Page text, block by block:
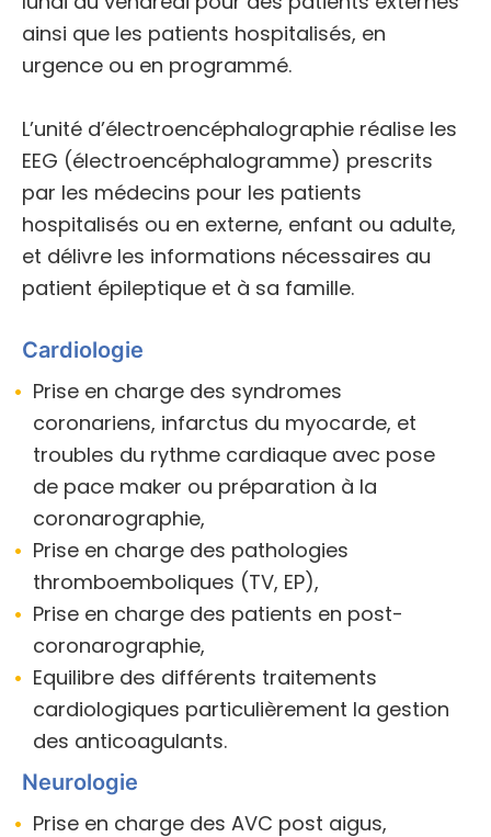
ainsi que les patients hospitalisés, en
urgence ou en programmé.
L’unité d’électroencéphalographie réalise les
EEG (électroencéphalogramme) prescrits
par les médecins pour les patients
hospitalisés ou en externe, enfant ou adulte,
et délivre les informations nécessaires au
patient épileptique et à sa famille.
Cardiologie
Prise en charge des syndromes
coronariens, infarctus du myocarde, et
troubles du rythme cardiaque avec pose
de pace maker ou préparation à la
coronarographie,
Prise en charge des pathologies
thromboemboliques (TV, EP),
Prise en charge des patients en post-
coronarographie,
Equilibre des différents traitements
cardiologiques particulièrement la gestion
des anticoagulants.
Neurologie
Prise en charge des AVC post aigus,